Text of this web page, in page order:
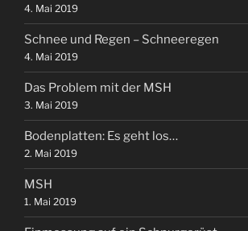
4. Mai 2019
Schnee und Regen – Schneeregen
4. Mai 2019
Das Problem mit der MSH
3. Mai 2019
Bodenplatten: Es geht los…
2. Mai 2019
MSH
1. Mai 2019